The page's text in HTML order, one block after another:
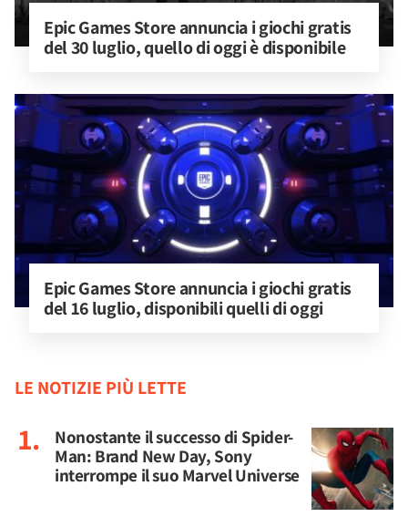
Epic Games Store annuncia i giochi gratis
del 30 luglio, quello di oggi è disponibile
Epic Games Store annuncia i giochi gratis
del 16 luglio, disponibili quelli di oggi
LE NOTIZIE PIÙ LETTE
Nonostante il successo di Spider-
Man: Brand New Day, Sony
interrompe il suo Marvel Universe